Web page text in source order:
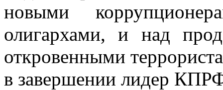
новыми
олигархами, и над
откровенными
в завершении лидер